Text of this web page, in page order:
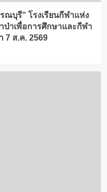
ณบุรี” โรงเรียนกีฬาแห่ง
าเพื่อการศึกษาและกีฬา
7 ส.ค. 2569